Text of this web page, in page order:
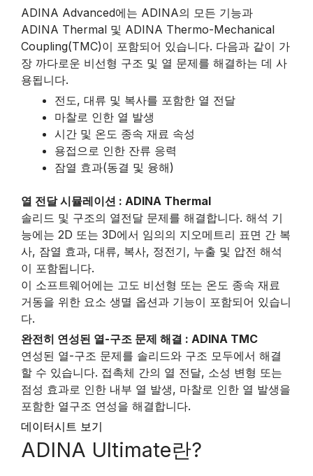
ADINA Advanced에는 ADINA의 모든 기능과
ADINA Thermal 및 ADINA Thermo-Mechanical
Coupling(TMC)이 포함되어 있습니다. 다음과 같이 가
장 까다로운 비선형 구조 및 열 문제를 해결하는 데 사
용됩니다.
전도, 대류 및 복사를 포함한 열 전달
마찰로 인한 열 발생
시간 및 온도 종속 재료 속성
용접으로 인한 잔류 응력
잠열 효과(동결 및 융해)
열 전달 시뮬레이션 : ADINA Thermal
솔리드 및 구조의 열전달 문제를 해결합니다. 해석 기
능에는 2D 또는 3D에서 임의의 지오메트리 표면 간 복
사, 잠열 효과, 대류, 복사, 정전기, 누출 및 압전 해석
이 포함됩니다.
이 소프트웨어에는 고도 비선형 또는 온도 종속 재료
거동을 위한 요소 생멸 옵션과 기능이 포함되어 있습니
다.
완전히 연성된 열-구조 문제 해결 : ADINA TMC
연성된 열-구조 문제를 솔리드와 구조 모두에서 해결
할 수 있습니다. 접촉체 간의 열 전달, 소성 변형 또는
점성 효과로 인한 내부 열 발생, 마찰로 인한 열 발생을
포함한 열구조 연성을 해결합니다.
데이터시트 보기
ADINA Ultimate란?